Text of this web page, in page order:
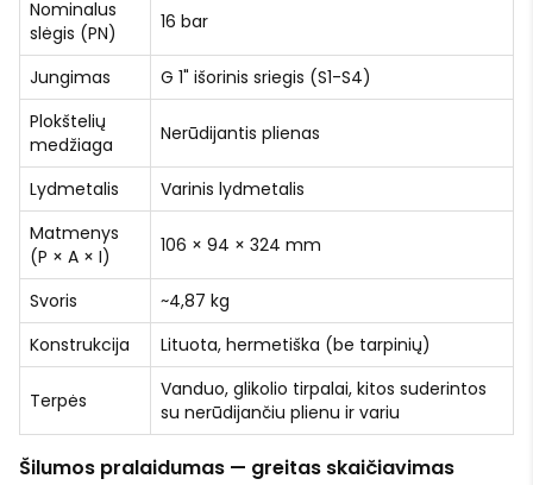
Nominalus
slėgis (PN)
16 bar
Jungimas
G 1" išorinis sriegis (S1-S4)
Plokštelių
medžiaga
Nerūdijantis plienas
Lydmetalis
Varinis lydmetalis
Matmenys
(P × A × I)
106 × 94 × 324 mm
Svoris
~4,87 kg
Konstrukcija
Lituota, hermetiška (be tarpinių)
Terpės
Vanduo, glikolio tirpalai, kitos suderintos
su nerūdijančiu plienu ir variu
Šilumos pralaidumas — greitas skaičiavimas